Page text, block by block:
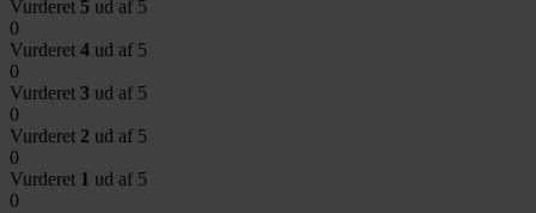
Vurderet 5 ud af 5
0
Vurderet 4 ud af 5
0
Vurderet 3 ud af 5
0
Vurderet 2 ud af 5
0
Vurderet 1 ud af 5
0